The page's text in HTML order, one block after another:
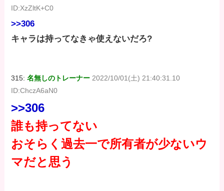
ID:XzZltK+C0
>>306
キャラは持ってなきゃ使えないだろ?
315:名無しのトレーナー 2022/10/01(土) 21:40:31.10
ID:ChczA6aN0
>>306
誰も持ってない
おそらく過去一で所有者が少ないウ
マだと思う